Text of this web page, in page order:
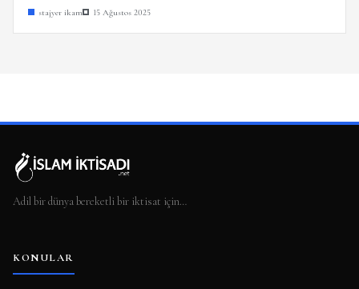
stajyer ikam 15 Ağustos 2025
Adil bir dünya bereketli bir iktisat için…
KONULAR